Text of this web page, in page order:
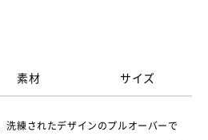
素材 サイズ
洗練されたデザインのプルオーバーで